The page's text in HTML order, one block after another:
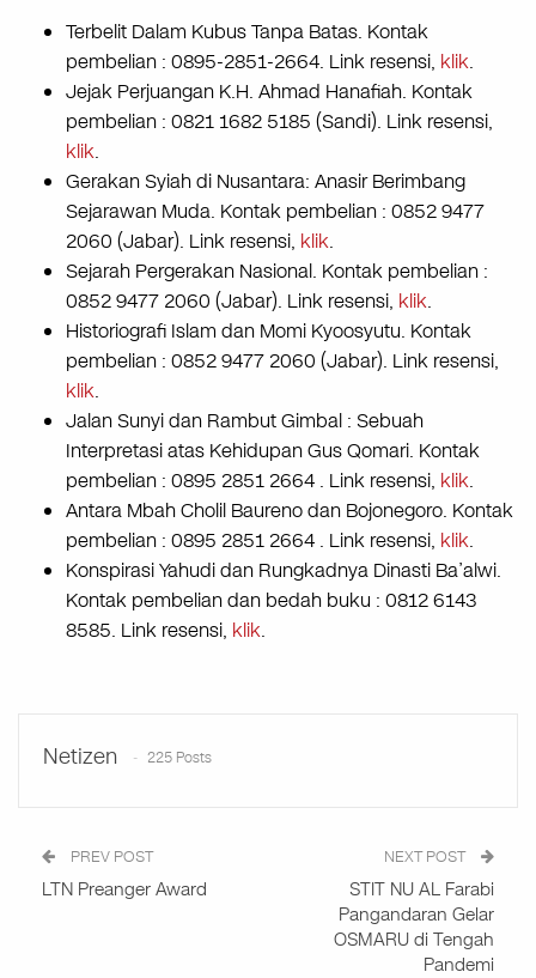
Terbelit Dalam Kubus Tanpa Batas. Kontak
pembelian : 0895-2851-2664. Link resensi, klik.
Jejak Perjuangan K.H. Ahmad Hanafiah. Kontak
pembelian : 0821 1682 5185 (Sandi). Link resensi,
klik.
Gerakan Syiah di Nusantara: Anasir Berimbang
Sejarawan Muda. Kontak pembelian : 0852 9477
2060 (Jabar). Link resensi, klik.
Sejarah Pergerakan Nasional. Kontak pembelian :
0852 9477 2060 (Jabar). Link resensi, klik.
Historiografi Islam dan Momi Kyoosyutu. Kontak
pembelian : 0852 9477 2060 (Jabar). Link resensi,
klik.
Jalan Sunyi dan Rambut Gimbal : Sebuah
Interpretasi atas Kehidupan Gus Qomari. Kontak
pembelian : 0895 2851 2664 . Link resensi, klik.
Antara Mbah Cholil Baureno dan Bojonegoro. Kontak
pembelian : 0895 2851 2664 . Link resensi, klik.
Konspirasi Yahudi dan Rungkadnya Dinasti Ba’alwi.
Kontak pembelian dan bedah buku : 0812 6143
8585. Link resensi, klik.
Netizen 225 Posts
PREV POST
LTN Preanger Award
NEXT POST
STIT NU AL Farabi
Pangandaran Gelar
OSMARU di Tengah
Pandemi